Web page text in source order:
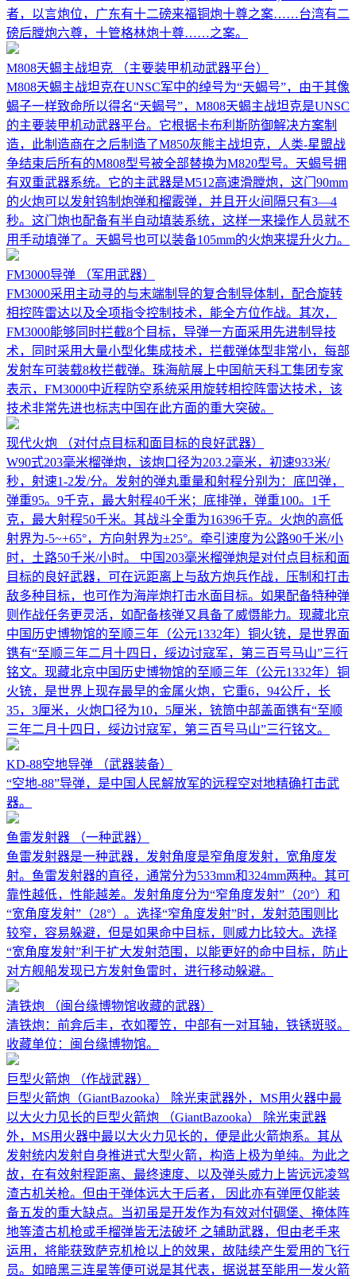
者，以言炮位，广东有十二磅来福铜炮十尊之案……台湾有二
磅后膛炮六尊，十管格林炮十尊……之案。
M808天蝎主战坦克
（主要装甲机动武器平台）
M808天蝎主战坦克在UNSC军中的绰号为“天蝎号”，由于其像
蝎子一样致命所以得名“天蝎号”，M808天蝎主战坦克是UNSC
的主要装甲机动武器平台。它根据卡布利斯防御解决方案制
造，此制造商在之后制造了M850灰熊主战坦克，人类-星盟战
争结束后所有的M808型号被全部替换为M820型号。天蝎号拥
有双重武器系统。它的主武器是M512高速滑膛炮，这门90mm
的火炮可以发射钨制炮弹和榴霰弹，并且开火间隔只有3—4
秒。这门炮也配备有半自动填装系统，这样一来操作人员就不
用手动填弹了。天蝎号也可以装备105mm的火炮来提升火力。
FM3000导弹
（军用武器）
FM3000采用主动寻的与末端制导的复合制导体制，配合旋转
相控阵雷达以及全项指令控制技术，能全方位作战。其次，
FM3000能够同时拦截8个目标，导弹一方面采用先进制导技
术，同时采用大量小型化集成技术，拦截弹体型非常小，每部
发射车可装载8枚拦截弹。珠海航展上中国航天科工集团专家
表示，FM3000中近程防空系统采用旋转相控阵雷达技术，该
技术非常先进也标志中国在此方面的重大突破。
现代火炮
（对付点目标和面目标的良好武器）
W90式203毫米榴弹炮，该炮口径为203.2毫米，初速933米/
秒，射速1-2发/分。发射的弹丸重量和射程分别为：底凹弹，
弹重95。9千克，最大射程40千米；底排弹，弹重100。1千
克，最大射程50千米。其战斗全重为16396千克。火炮的高低
射界为-5~+65°，方向射界为±25°。牵引速度为公路90千米/小
时，土路50千米/小时。 中国203毫米榴弹炮是对付点目标和面
目标的良好武器，可在远距离上与敌方炮兵作战，压制和打击
敌多种目标，也可作为海岸炮打击水面目标。如果配备特种弹
则作战任务更灵活，如配备核弹又具备了威慑能力。现藏北京
中国历史博物馆的至顺三年（公元1332年）铜火铳，是世界面
镌有“至顺三年二月十四日，绥边讨寇军，第三百号马山”三行
铭文。现藏北京中国历史博物馆的至顺三年（公元1332年）铜
火铳，是世界上现存最早的金属火炮，它重6，94公斤，长
35，3厘米，火炮口径为10，5厘米，铳筒中部盖面镌有“至顺
三年二月十四日，绥边讨寇军，第三百号马山”三行铭文。
KD-88空地导弹
（武器装备）
“空地-88”导弹，是中国人民解放军的远程空对地精确打击武
器。
鱼雷发射器
（一种武器）
鱼雷发射器是一种武器，发射角度是窄角度发射，宽角度发
射。鱼雷发射器的直径，通常分为533mm和324mm两种。其可
靠性越低，性能越差。发射角度分为“窄角度发射”（20°）和
“宽角度发射”（28°）。选择“窄角度发射”时，发射范围则比
较窄，容易躲避，但是如果命中目标，则威力比较大。选择
“宽角度发射”利于扩大发射范围，以能更好的命中目标，防止
对方舰船发现已方发射鱼雷时，进行移动躲避。
清铁炮
（闽台缘博物馆收藏的武器）
清铁炮：前弇后丰，衣如覆笠，中部有一对耳轴，铁锈斑驳。
收藏单位：闽台缘博物馆。
巨型火箭炮
（作战武器）
巨型火箭炮（GiantBazooka） 除光束武器外，MS用火器中最
以大火力见长的巨型火箭炮 （GiantBazooka） 除光束武器
外，MS用火器中最以大火力见长的，便是此火箭炮系。其从
发射统内发射自身推进式大型火箭，构造上极为单纯。为此之
故，在有效射程距离、最终速度、以及弹头威力上皆远远凌驾
渣古机关枪。但由于弹体远大于后者， 因此亦有弹匣仅能装
备五发的重大缺点。当初虽是开发作为有效对付碉堡、掩体阵
地等渣古机枪或手榴弹皆无法破坏 之辅助武器，但由老手来
运用，将能获致萨克机枪以上的效果，故陆续产生爱用的飞行
员。如暗黑三连星等便可说是其代表，据说甚至能用一发火箭